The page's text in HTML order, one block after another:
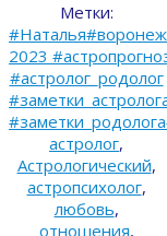
Метки:
2023
#астролог_родолог
астролог,
Астрологический,
астропсихолог,
любовь,
отношения,